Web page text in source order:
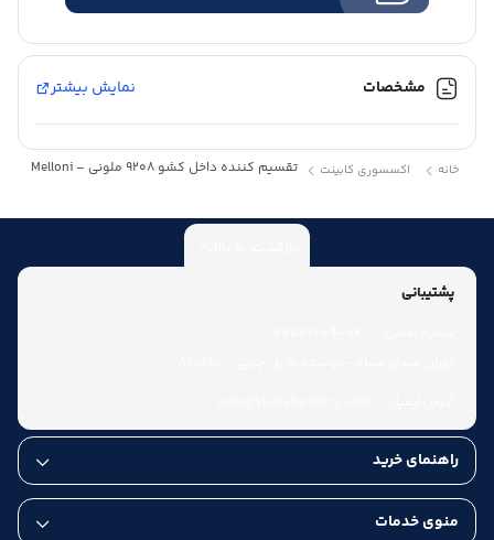
مشخصات نمایش بیشتر
خانه اکسسوری کابینت تقسیم کننده داخل کشو 9208 ملونی – Melloni
پشتیبانی
راهنمای خرید
منوی خدمات